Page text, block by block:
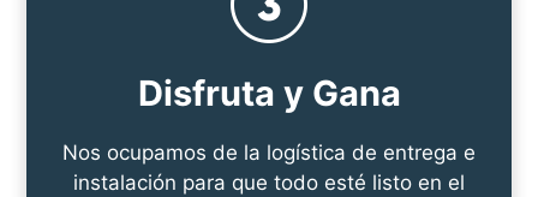
Disfruta y Gana
Nos ocupamos de la logística de entrega e
instalación para que todo esté listo en el